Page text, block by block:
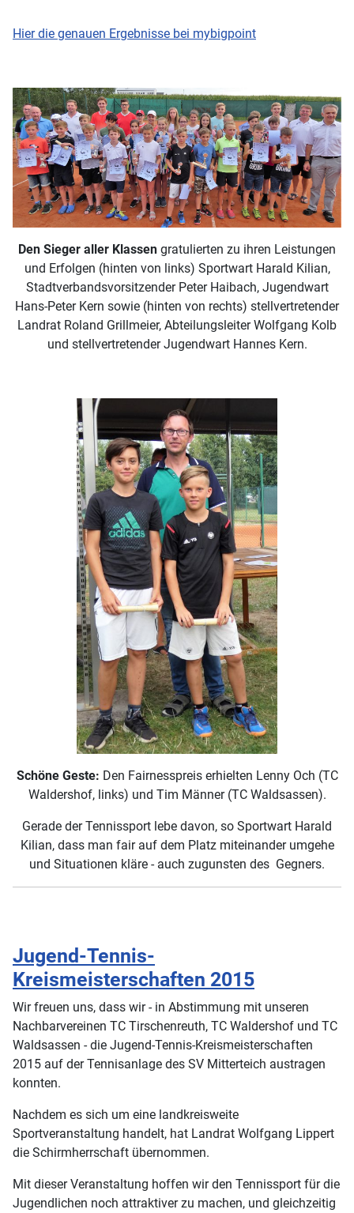
Hier die genauen Ergebnisse bei mybigpoint
Den Sieger aller Klassen gratulierten zu ihren Leistungen
und Erfolgen (hinten von links) Sportwart Harald Kilian,
Stadtverbandsvorsitzender Peter Haibach, Jugendwart
Hans-Peter Kern sowie (hinten von rechts) stellvertretender
Landrat Roland Grillmeier, Abteilungsleiter Wolfgang Kolb
und stellvertretender Jugendwart Hannes Kern.
Schöne Geste: Den Fairnesspreis erhielten Lenny Och (TC
Waldershof, links) und Tim Männer (TC Waldsassen).
Gerade der Tennissport lebe davon, so Sportwart Harald
Kilian, dass man fair auf dem Platz miteinander umgehe
und Situationen kläre - auch zugunsten des Gegners.
Jugend-Tennis-
Kreismeisterschaften 2015
Wir freuen uns, dass wir - in Abstimmung mit unseren
Nachbarvereinen TC Tirschenreuth, TC Waldershof und TC
Waldsassen - die Jugend-Tennis-Kreismeisterschaften
2015 auf der Tennisanlage des SV Mitterteich austragen
konnten.
Nachdem es sich um eine landkreisweite
Sportveranstaltung handelt, hat Landrat Wolfgang Lippert
die Schirmherrschaft übernommen.
Mit dieser Veranstaltung hoffen wir den Tennissport für die
Jugendlichen noch attraktiver zu machen, und gleichzeitig